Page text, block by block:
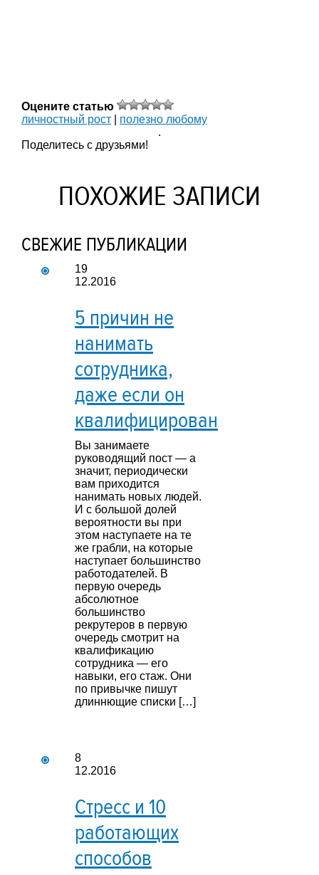
Оцените статью
личностный рост
полезно любому
.
Поделитесь с друзьями!
ПОХОЖИЕ ЗАПИСИ
СВЕЖИЕ ПУБЛИКАЦИИ
19
12.2016
5 причин не
нанимать
сотрудника,
даже если он
квалифицирован
Вы занимаете
руководящий пост — а
значит, периодически
вам приходится
нанимать новых людей.
И с большой долей
вероятности вы при
этом наступаете на те
же грабли, на которые
наступает большинство
работодателей. В
первую очередь
абсолютное
большинство
рекрутеров в первую
очередь смотрит на
квалификацию
сотрудника — его
навыки, его стаж. Они
по привычке пишут
длиннющие списки […]
8
12.2016
Стресс и 10
работающих
способов